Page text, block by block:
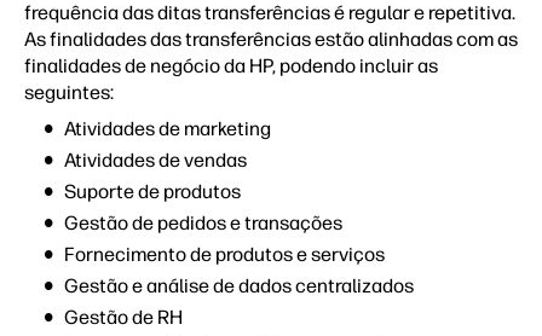
frequência das ditas transferências é regular e repetitiva.
As finalidades das transferências estão alinhadas com as
finalidades de negócio da HP, podendo incluir as
seguintes:
Atividades de marketing
Atividades de vendas
Suporte de produtos
Gestão de pedidos e transações
Fornecimento de produtos e serviços
Gestão e análise de dados centralizados
Gestão de RH